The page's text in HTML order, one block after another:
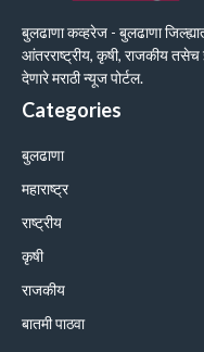
बुलढाणा कव्हरेज - बुलढाणा
आंतरराष्ट्रीय, कृषी, राजकीय तसेच
देणारे मराठी न्यूज पोर्टल.
Categories
बुलढाणा
महाराष्ट्र
राष्ट्रीय
कृषी
राजकीय
बातमी पाठवा